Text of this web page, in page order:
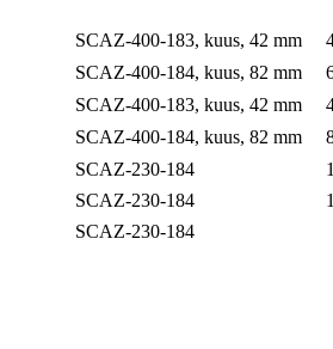
SCAZ-400-183, kuus, 42 mm
SCAZ-400-184, kuus, 82 mm
SCAZ-400-183, kuus, 42 mm
SCAZ-400-184, kuus, 82 mm
SCAZ-230-184
SCAZ-230-184
SCAZ-230-184